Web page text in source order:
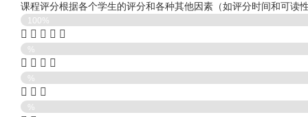
课程评分根据各个学生的评分和各种其他因素（如评分时间和可读
100%
%
%
%